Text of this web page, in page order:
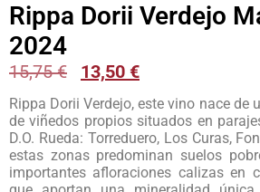
Rippa Dorii Verdejo
2024
15,75€ 13,50 €
Rippa Dorii Verdejo, este vino nace de
de viñedos propios situados en
D.O. Rueda: Torreduero, Los Curas,
estas zonas predominan suelos
importantes afloraciones calizas en